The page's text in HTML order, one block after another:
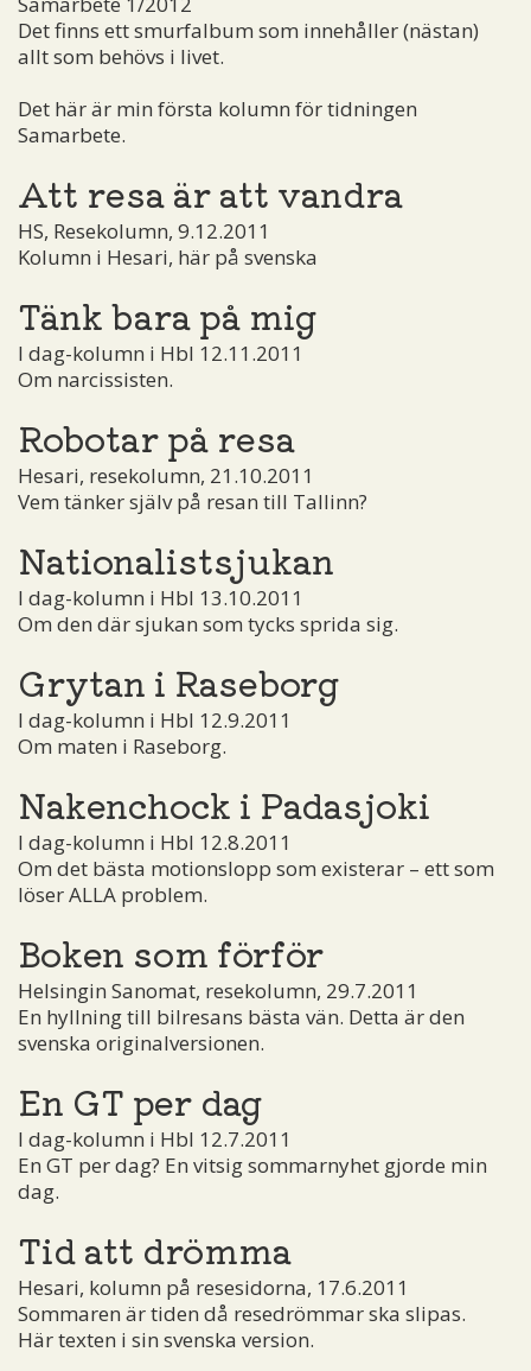
Det finns ett smurfalbum som innehåller (nästan)
allt som behövs i livet.
Det här är min första kolumn för tidningen
Samarbete.
Att resa är att vandra
HS, Resekolumn, 9.12.2011
Kolumn i Hesari, här på svenska
Tänk bara på mig
I dag-kolumn i Hbl 12.11.2011
Om narcissisten.
Robotar på resa
Hesari, resekolumn, 21.10.2011
Vem tänker själv på resan till Tallinn?
Nationalistsjukan
I dag-kolumn i Hbl 13.10.2011
Om den där sjukan som tycks sprida sig.
Grytan i Raseborg
I dag-kolumn i Hbl 12.9.2011
Om maten i Raseborg.
Nakenchock i Padasjoki
I dag-kolumn i Hbl 12.8.2011
Om det bästa motionslopp som existerar – ett som
löser ALLA problem.
Boken som förför
Helsingin Sanomat, resekolumn, 29.7.2011
En hyllning till bilresans bästa vän. Detta är den
svenska originalversionen.
En GT per dag
I dag-kolumn i Hbl 12.7.2011
En GT per dag? En vitsig sommarnyhet gjorde min
dag.
Tid att drömma
Hesari, kolumn på resesidorna, 17.6.2011
Sommaren är tiden då resedrömmar ska slipas.
Här texten i sin svenska version.